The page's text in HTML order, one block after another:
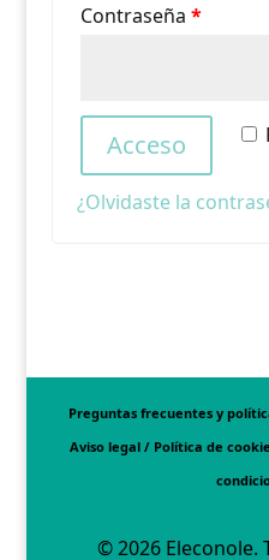
Contraseña *
Acceso
¿Olvidaste la
Preguntas frecuentes y
Aviso legal / Política de
© 2026 Eleconole.